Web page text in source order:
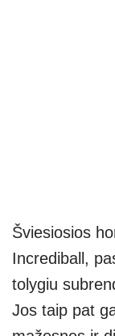
Šviesiosios
Incrediball,
tolygiu
Jos taip pat